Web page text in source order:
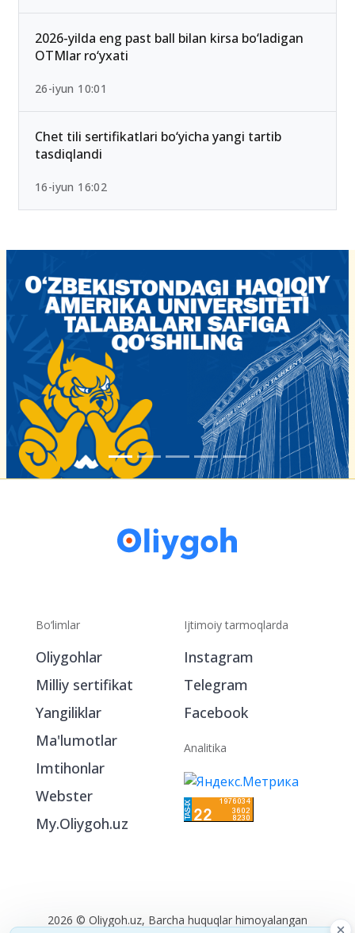
2026-yilda eng past ball bilan kirsa bo‘ladigan
OTMlar ro‘yxati
26-iyun 10:01
Chet tili sertifikatlari bo‘yicha yangi tartib
tasdiqlandi
16-iyun 16:02
Bo‘limlar
Oliygohlar
Milliy sertifikat
Yangiliklar
Ma'lumotlar
Imtihonlar
Webster
My.Oliygoh.uz
Ijtimoiy tarmoqlarda
Instagram
Telegram
Facebook
Analitika
2026 © Oliygoh.uz, Barcha huquqlar himoyalangan